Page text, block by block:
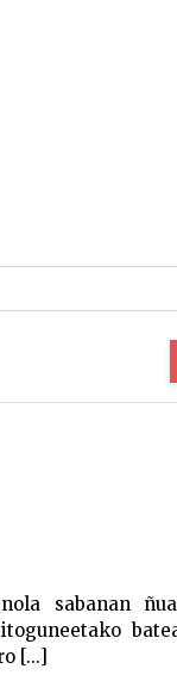
sabanan
[...]